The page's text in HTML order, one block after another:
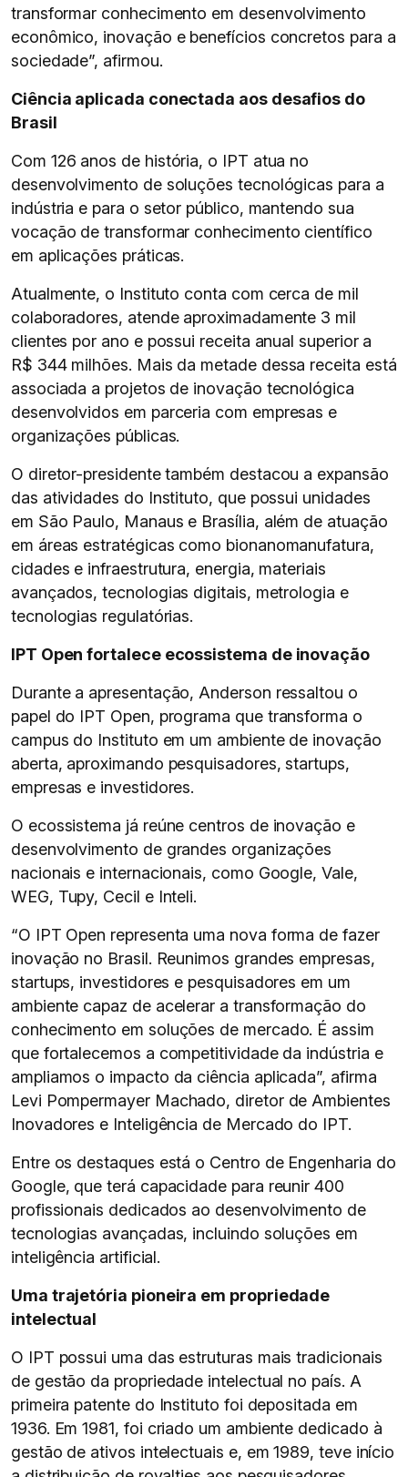
transformar conhecimento em desenvolvimento
econômico, inovação e benefícios concretos para a
sociedade”, afirmou.
Ciência aplicada conectada aos desafios do
Brasil
Com 126 anos de história, o IPT atua no
desenvolvimento de soluções tecnológicas para a
indústria e para o setor público, mantendo sua
vocação de transformar conhecimento científico
em aplicações práticas.
Atualmente, o Instituto conta com cerca de mil
colaboradores, atende aproximadamente 3 mil
clientes por ano e possui receita anual superior a
R$ 344 milhões. Mais da metade dessa receita está
associada a projetos de inovação tecnológica
desenvolvidos em parceria com empresas e
organizações públicas.
O diretor-presidente também destacou a expansão
das atividades do Instituto, que possui unidades
em São Paulo, Manaus e Brasília, além de atuação
em áreas estratégicas como bionanomanufatura,
cidades e infraestrutura, energia, materiais
avançados, tecnologias digitais, metrologia e
tecnologias regulatórias.
IPT Open fortalece ecossistema de inovação
Durante a apresentação, Anderson ressaltou o
papel do IPT Open, programa que transforma o
campus do Instituto em um ambiente de inovação
aberta, aproximando pesquisadores, startups,
empresas e investidores.
O ecossistema já reúne centros de inovação e
desenvolvimento de grandes organizações
nacionais e internacionais, como Google, Vale,
WEG, Tupy, Cecil e Inteli.
“O IPT Open representa uma nova forma de fazer
inovação no Brasil. Reunimos grandes empresas,
startups, investidores e pesquisadores em um
ambiente capaz de acelerar a transformação do
conhecimento em soluções de mercado. É assim
que fortalecemos a competitividade da indústria e
ampliamos o impacto da ciência aplicada”, afirma
Levi Pompermayer Machado, diretor de Ambientes
Inovadores e Inteligência de Mercado do IPT.
Entre os destaques está o Centro de Engenharia do
Google, que terá capacidade para reunir 400
profissionais dedicados ao desenvolvimento de
tecnologias avançadas, incluindo soluções em
inteligência artificial.
Uma trajetória pioneira em propriedade
intelectual
O IPT possui uma das estruturas mais tradicionais
de gestão da propriedade intelectual no país. A
primeira patente do Instituto foi depositada em
1936. Em 1981, foi criado um ambiente dedicado à
gestão de ativos intelectuais e, em 1989, teve início